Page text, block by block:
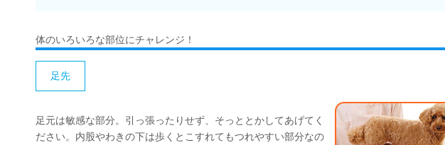
体のいろいろな部位にチャレンジ！
足先
足元は敏感な部分。引っ張ったりせず、そっととかしてあげてく
ださい。内股やわきの下は歩くとこすれてもつれやすい部分なの